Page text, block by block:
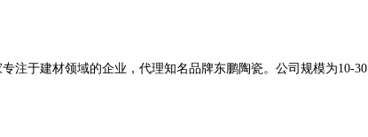
注于建材领域的企业，代理知名品牌东鹏陶瓷。公司规模为10-30